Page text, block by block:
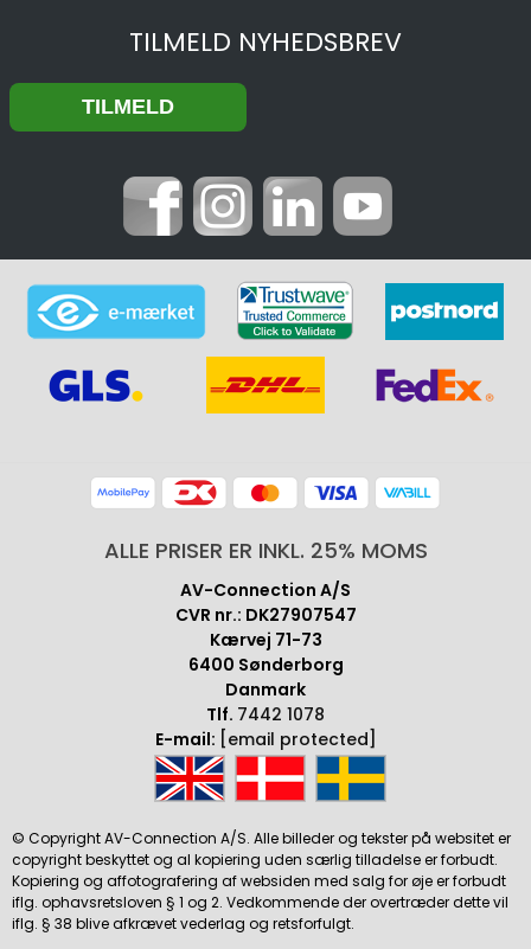
TILMELD NYHEDSBREV
ALLE PRISER ER INKL. 25% MOMS
AV-Connection A/S
CVR nr.: DK27907547
Kærvej 71-73
6400 Sønderborg
Danmark
Tlf. 7442 1078
E-mail: [email protected]
© Copyright AV-Connection A/S. Alle billeder og tekster på websitet er
copyright beskyttet og al kopiering uden særlig tilladelse er forbudt.
Kopiering og affotografering af websiden med salg for øje er forbudt
iflg. ophavsretsloven § 1 og 2. Vedkommende der overtræder dette vil
iflg. § 38 blive afkrævet vederlag og retsforfulgt.